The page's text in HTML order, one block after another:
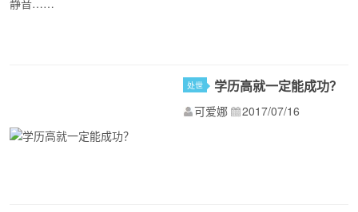
处世 学历高就一定能成功？
可爱娜 2017/07/16